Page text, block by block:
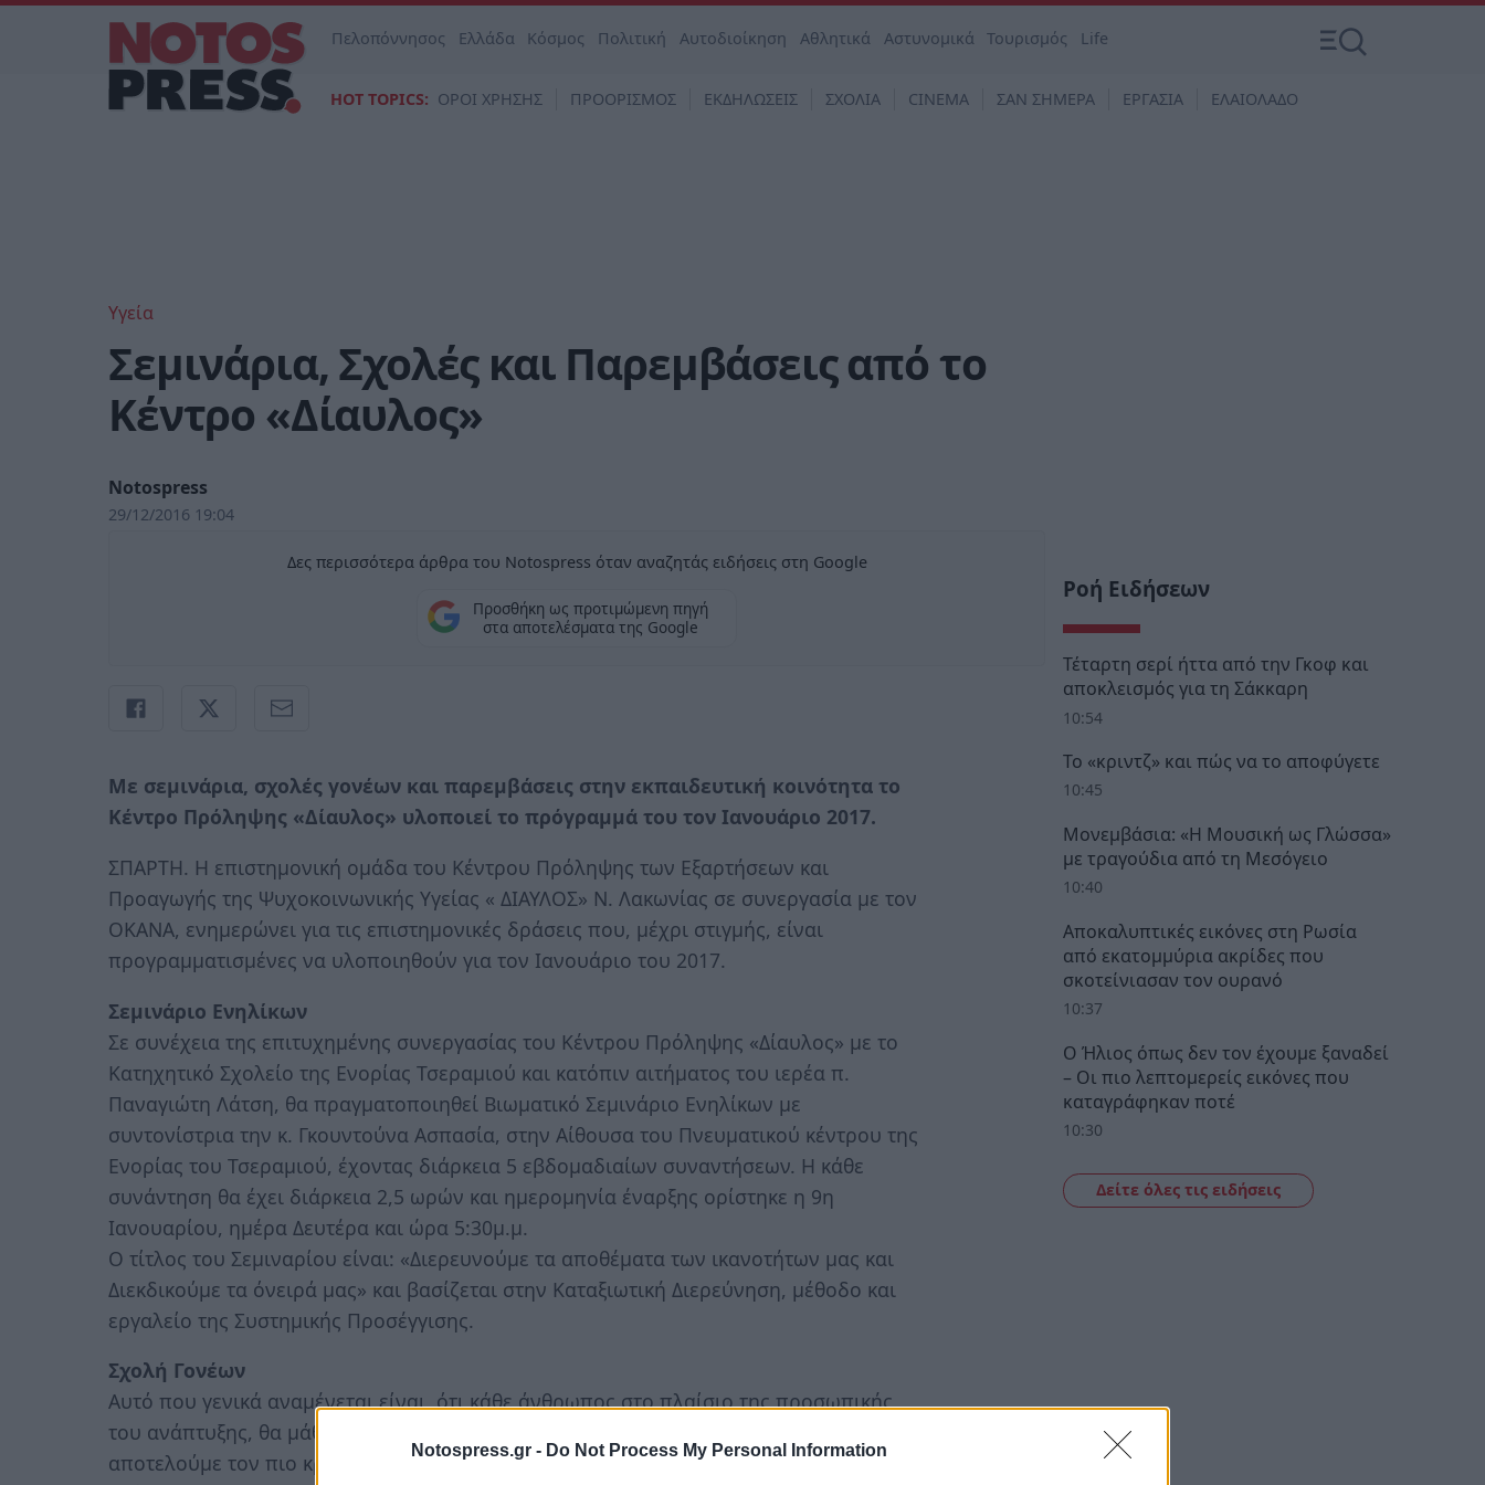
Notospress.gr - Do Not Process My Personal Information
Πελοπόννησος Ελλάδα Κόσμος Πολιτική Αυτοδιοίκηση Αθλητικά Αστυνομικά Τουρισμός Life
HOT TOPICS: ΟΡΟΙ ΧΡΗΣΗΣ ΠΡΟΟΡΙΣΜΟΣ ΕΚΔΗΛΩΣΕΙΣ ΣΧΟΛΙΑ CINEMA ΣΑΝ ΣΗΜΕΡΑ ΕΡΓΑΣΙΑ ΕΛΑΙΟΛΑΔΟ
Υγεία
Σεμινάρια, Σχολές και Παρεμβάσεις από το
Κέντρο «Δίαυλος»
Notospress
29/12/2016 19:04
Δες περισσότερα άρθρα του Notospress όταν αναζητάς ειδήσεις στη Google
Προσθήκη ως προτιμώμενη πηγή
στα αποτελέσματα της Google
Με σεμινάρια, σχολές γονέων και παρεμβάσεις στην εκπαιδευτική κοινότητα το
Κέντρο Πρόληψης «Δίαυλος» υλοποιεί το πρόγραμμά του τον Ιανουάριο 2017.
ΣΠΑΡΤΗ. Η επιστημονική ομάδα του Κέντρου Πρόληψης των Εξαρτήσεων και
Προαγωγής της Ψυχοκοινωνικής Υγείας « ΔΙΑΥΛΟΣ» Ν. Λακωνίας σε συνεργασία με τον
ΟΚΑΝΑ, ενημερώνει για τις επιστημονικές δράσεις που, μέχρι στιγμής, είναι
προγραμματισμένες να υλοποιηθούν για τον Ιανουάριο του 2017.
Σεμινάριο Ενηλίκων
Σε συνέχεια της επιτυχημένης συνεργασίας του Κέντρου Πρόληψης «Δίαυλος» με το
Κατηχητικό Σχολείο της Ενορίας Τσεραμιού και κατόπιν αιτήματος του ιερέα π.
Παναγιώτη Λάτση, θα πραγματοποιηθεί Βιωματικό Σεμινάριο Ενηλίκων με
συντονίστρια την κ. Γκουντούνα Ασπασία, στην Αίθουσα του Πνευματικού κέντρου της
Ενορίας του Τσεραμιού, έχοντας διάρκεια 5 εβδομαδιαίων συναντήσεων. Η κάθε
συνάντηση θα έχει διάρκεια 2,5 ωρών και ημερομηνία έναρξης ορίστηκε η 9η
Ιανουαρίου, ημέρα Δευτέρα και ώρα 5:30μ.μ.
Ο τίτλος του Σεμιναρίου είναι: «Διερευνούμε τα αποθέματα των ικανοτήτων μας και
Διεκδικούμε τα όνειρά μας» και βασίζεται στην Καταξιωτική Διερεύνηση, μέθοδο και
εργαλείο της Συστημικής Προσέγγισης.
Σχολή Γονέων
Αυτό που γενικά αναμένεται είναι, ότι κάθε άνθρωπος στο πλαίσιο της προσωπικής
του ανάπτυξης, θα μάθει να είναι αποτελεσματικός και στοργικός γονέας. Ως γονείς
αποτελούμε τον πιο κρίσιμο παράγοντα για την ανάπτυξη του παιδιού. Το επίπεδο της
Ροή Ειδήσεων
Τέταρτη σερί ήττα από την Γκοφ και
αποκλεισμός για τη Σάκκαρη
10:54
Το «κριντζ» και πώς να το αποφύγετε
10:45
Μονεμβάσια: «Η Μουσική ως Γλώσσα»
με τραγούδια από τη Μεσόγειο
10:40
Αποκαλυπτικές εικόνες στη Ρωσία
από εκατομμύρια ακρίδες που
σκοτείνιασαν τον ουρανό
10:37
Ο Ήλιος όπως δεν τον έχουμε ξαναδεί
– Οι πιο λεπτομερείς εικόνες που
καταγράφηκαν ποτέ
10:30
Δείτε όλες τις ειδήσεις